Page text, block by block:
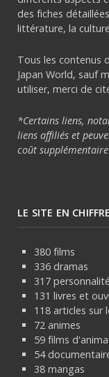
des fiches
littérature, la
Tous les contenus
Japan World, sauf
utiliser, merci de
*Certains liens,
liens affiliés et
coût
LE SITE EN
380 films
336 dramas
317
131 livres et
118 articles sur
72 animes
59 films
54
38 mangas